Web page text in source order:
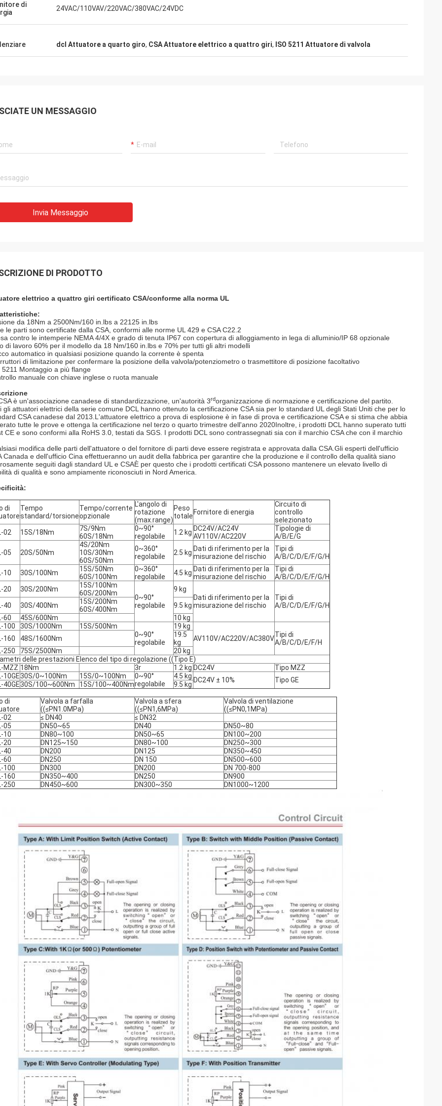
anche
il loro meraviglioso
continuamente prodotti molto affidabili e
di
24VAC/110VAV/220VAC/380VAC/24VDC
dcl Attuatore a quarto giro, CSA Attuatore elettrico a quattro giri, ISO 5211 Attuatore di valvola
UN MESSAGGIO
Invia Messaggio
DI PRODOTTO
elettrico a quattro giri certificato CSA/conforme alla norma UL
da 18Nm a 2500Nm/160 in.lbs a 22125 in.lbs
le parti sono certificate dalla CSA, conformi alle norme UL 429 e CSA C22.2
contro le intemperie NEMA 4/4X e grado di tenuta IP67 con copertura di alloggiamento in lega di alluminio/IP 68 opzionale
di lavoro 60% per il modello da 18 Nm/160 in.lbs e 70% per tutti gli altri modelli
automatico in qualsiasi posizione quando la corrente è spenta
di limitazione per confermare la posizione della valvola/potenziometro o trasmettitore di posizione facoltativo
5211 Montaggio a più flange
manuale con chiave inglese o ruota manuale
è un'associazione canadese di standardizzazione, un'autorità 3rdorganizzazione di normazione e certificazione del partito.
gli attuatori elettrici della serie comune DCL hanno ottenuto la certificazione CSA sia per lo standard UL degli Stati Uniti che per lo
CSA canadese dal 2013.L'attuatore elettrico a prova di esplosione è in fase di prova e certificazione CSA e si stima che abbia
tutte le prove e ottenga la certificazione nel terzo o quarto trimestre dell'anno 2020Inoltre, i prodotti DCL hanno superato tutti
CE e sono conformi alla RoHS 3.0, testati da SGS. I prodotti DCL sono contrassegnati sia con il marchio CSA che con il marchio
modifica delle parti dell'attuatore o del fornitore di parti deve essere registrata e approvata dalla CSA.Gli esperti dell'ufficio
Canada e dell'ufficio Cina effettueranno un audit della fabbrica per garantire che la produzione e il controllo della qualità siano
seguiti dagli standard UL e CSAÈ per questo che i prodotti certificati CSA possono mantenere un elevato livello di
di qualità e sono ampiamente riconosciuti in Nord America.
:
di
Tempo
standard/torsione
Tempo/corrente
opzionale
L'angolo di
rotazione
(max.range)
Peso
totale Fornitore di energia
Circuito di
controllo
selezionato
02
15S/18Nm
7S/9Nm
60S/18Nm
0~90°
regolabile
1.2 kg DC24V/AC24V
AV110V/AC220V
Tipologie di
A/B/E/G
05 20S/50Nm
4S/20Nm
10S/30Nm
60S/50Nm
0~360°
regolabile
2.5 kg Dati di riferimento per la
misurazione del rischio
Tipi di
A/B/C/D/E/F/G/H
10 30S/100Nm
15S/50Nm
60S/100Nm
0~360°
regolabile
4.5 kg Dati di riferimento per la
misurazione del rischio
Tipi di
A/B/C/D/E/F/G/H
20
30S/200Nm
15S/100Nm
60S/200Nm
0~90°
regolabile
9 kg
Dati di riferimento per la
misurazione del rischio
Tipi di
A/B/C/D/E/F/G/H
40 30S/400Nm
15S/200Nm
60S/400Nm
9.5 kg
60
45S/600Nm
10 kg
100
30S/1000Nm
15S/500Nm
0~90°
regolabile
19 kg
AV110V/AC220V/AC380VTipi di
A/B/C/D/E/F/H
160 48S/1600Nm
19.5
kg
250
75S/2500Nm
20 kg
delle prestazioni Elenco del tipo di regolazione ((Tipo E)
MZZ 18Nm 3r 1.2 kg DC24V
Tipo MZZ
10GE30S/0~100Nm 15S/0~100Nm
0~90°
regolabile
4.5 kg DC24V ± 10% Tipo GE
40GE30S/100~600Nm 15S/100~400Nm 9.5 kg
di
Valvola a farfalla
((≤PN1.0MPa)
Valvola a sfera
((≤PN1,6MPa)
Valvola di ventilazione
((≤PN0,1MPa)
02
≤ DN40
≤ DN32
05
DN50~65 DN40
DN50~80
10
DN80~100 DN50~65
DN100~200
20
DN125~150 DN80~100
DN250~300
40
DN200 DN125
DN350~450
60
DN250 DN 150
DN500~600
100
DN300 DN200
DN 700-800
160
DN350~400 DN250
DN900
250
DN450~600 DN300~350 DN1000~1200